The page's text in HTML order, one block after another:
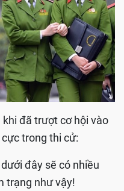
đã trượt cơ hội vào
trong thi cử:
đây sẽ có nhiều
trạng như vậy!